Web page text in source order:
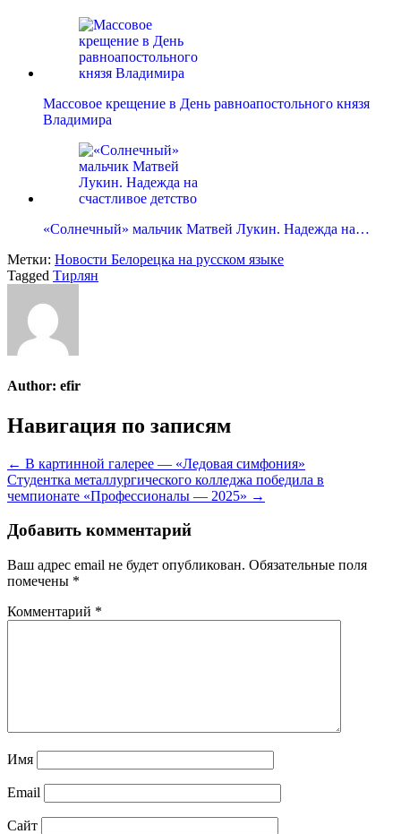
Массовое крещение в День равноапостольного князя
Владимира
«Солнечный» мальчик Матвей Лукин. Надежда на…
Метки: Новости Белорецка на русском языке
Tagged Тирлян
Author: efir
Навигация по записям
← В картинной галерее — «Ледовая симфония»
Студентка металлургического колледжа победила в
чемпионате «Профессионалы — 2025» →
Добавить комментарий
Ваш адрес email не будет опубликован. Обязательные поля
помечены *
Комментарий *
Имя
Email
Сайт